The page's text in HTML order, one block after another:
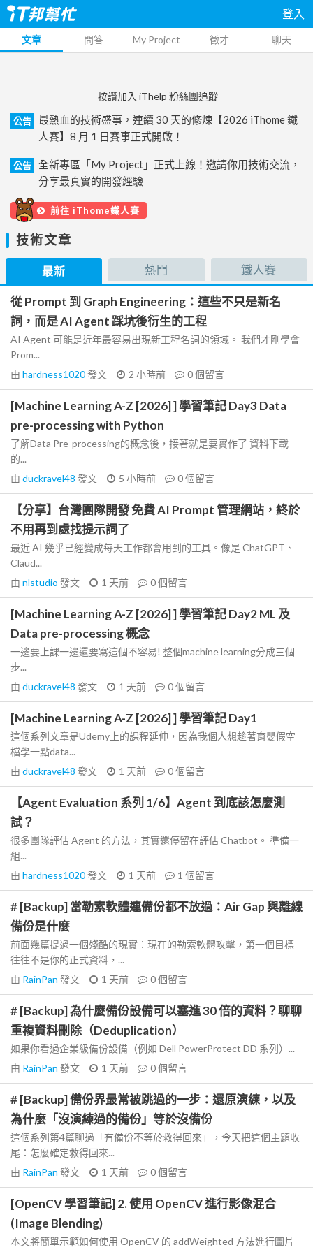
登入
文章 問答 My Project 徵才 聊天
按讚加入 iThelp 粉絲團追蹤
公告
最熱血的技術盛事，連續 30 天的修煉【2026 iThome 鐵
人賽】8 月 1 日賽事正式開啟！
公告
全新專區「My Project」正式上線！邀請你用技術交流，
分享最真實的開發經驗
前往 iThome鐵人賽
技術文章
最新 熱門 鐵人賽
從 Prompt 到 Graph Engineering：這些不只是新名
詞，而是 AI Agent 踩坑後衍生的工程
AI Agent 可能是近年最容易出現新工程名詞的領域。 我們才剛學會
Prom...
由 hardness1020發文 2 小時前 0個留言
[Machine Learning A-Z [2026] ] 學習筆記 Day3 Data
pre-processing with Python
了解Data Pre-processing的概念後，接著就是要實作了 資料下載
的...
由 duckravel48 發文 5 小時前 0個留言
【分享】台灣團隊開發 免費 AI Prompt 管理網站，終於
不用再到處找提示詞了
最近 AI 幾乎已經變成每天工作都會用到的工具。像是 ChatGPT、
Claud...
由 nlstudio 發文 1 天前 0個留言
[Machine Learning A-Z [2026] ] 學習筆記 Day2 ML 及
Data pre-processing 概念
一邊要上課一邊還要寫這個不容易! 整個machine learning分成三個
步...
由 duckravel48 發文 1 天前 0個留言
[Machine Learning A-Z [2026] ] 學習筆記 Day1
這個系列文章是Udemy上的課程延伸，因為我個人想趁著育嬰假空
檔學一點data...
由 duckravel48 發文 1 天前 0個留言
【Agent Evaluation 系列 1/6】Agent 到底該怎麼測
試？
很多團隊評估 Agent 的方法，其實還停留在評估 Chatbot。 準備一
組...
由 hardness1020發文 1 天前 1 個留言
# [Backup] 當勒索軟體連備份都不放過：Air Gap 與離線
備份是什麼
前面幾篇提過一個殘酷的現實：現在的勒索軟體攻擊，第一個目標
往往不是你的正式資料，...
由 RainPan 發文 1 天前 0個留言
# [Backup] 為什麼備份設備可以塞進 30 倍的資料？聊聊
重複資料刪除（Deduplication）
如果你看過企業級備份設備（例如 Dell PowerProtect DD 系列）...
由 RainPan 發文 1 天前 0個留言
# [Backup] 備份界最常被跳過的一步：還原演練，以及
為什麼「沒演練過的備份」等於沒備份
這個系列第4篇聊過「有備份不等於救得回來」，今天把這個主題收
尾：怎麼確定救得回來...
由 RainPan 發文 1 天前 0個留言
[OpenCV 學習筆記] 2. 使用 OpenCV 進行影像混合
(Image Blending)
本文將簡單示範如何使用 OpenCV 的 addWeighted 方法進行圖片